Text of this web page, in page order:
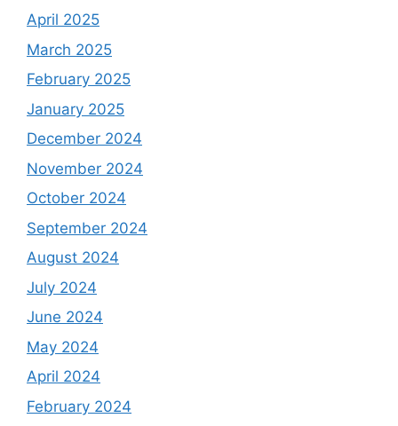
April 2025
March 2025
February 2025
January 2025
December 2024
November 2024
October 2024
September 2024
August 2024
July 2024
June 2024
May 2024
April 2024
February 2024